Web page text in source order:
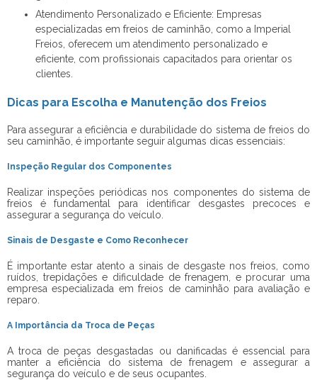
Atendimento Personalizado e Eficiente: Empresas
especializadas em freios de caminhão, como a Imperial
Freios, oferecem um atendimento personalizado e
eficiente, com profissionais capacitados para orientar os
clientes.
Dicas para Escolha e Manutenção dos Freios
Para assegurar a eficiência e durabilidade do sistema de freios do
seu caminhão, é importante seguir algumas dicas essenciais:
Inspeção Regular dos Componentes
Realizar inspeções periódicas nos componentes do sistema de
freios é fundamental para identificar desgastes precoces e
assegurar a segurança do veículo.
Sinais de Desgaste e Como Reconhecer
É importante estar atento a sinais de desgaste nos freios, como
ruídos, trepidações e dificuldade de frenagem, e procurar uma
empresa especializada em freios de caminhão para avaliação e
reparo.
A Importância da Troca de Peças
A troca de peças desgastadas ou danificadas é essencial para
manter a eficiência do sistema de frenagem e assegurar a
segurança do veículo e de seus ocupantes.